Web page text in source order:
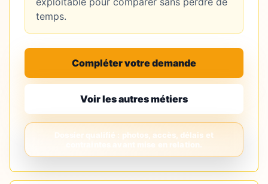
temps.
Compléter votre demande
Voir les autres métiers